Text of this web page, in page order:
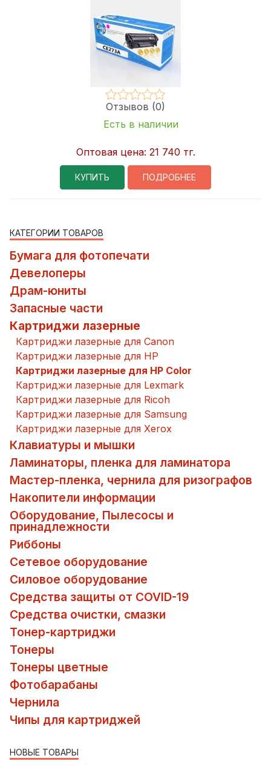
Отзывов (0)
Есть в наличии
Оптовая цена: 21 740 тг.
КУПИТЬ ПОДРОБНЕЕ
КАТЕГОРИИ ТОВАРОВ
Бумага для фотопечати
Девелоперы
Драм-юниты
Запасные части
Картриджи лазерные
Картриджи лазерные для Canon
Картриджи лазерные для HP
Картриджи лазерные для HP Color
Картриджи лазерные для Lexmark
Картриджи лазерные для Ricoh
Картриджи лазерные для Samsung
Картриджи лазерные для Xerox
Клавиатуры и мышки
Ламинаторы, пленка для ламинатора
Мастер-пленка, чернила для ризографов
Накопители информации
Оборудование, Пылесосы и
принадлежности
Риббоны
Сетевое оборудование
Силовое оборудование
Средства защиты от COVID-19
Средства очистки, смазки
Тонер-картриджи
Тонеры
Тонеры цветные
Фотобарабаны
Чернила
Чипы для картриджей
НОВЫЕ ТОВАРЫ